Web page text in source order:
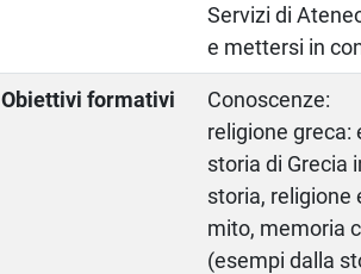
Servizi di
e mettersi in
Obiettivi formativi
Conoscenze:
religione greca:
storia di Grecia
storia, religione
mito, memoria
(esempi dalla